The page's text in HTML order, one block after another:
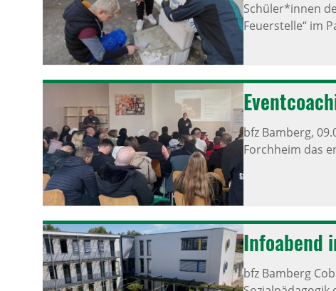
Schüler*innen
Feuerstelle“ im
bfz Bamberg,
Forchheim das
Info­abend
bfz Bamberg